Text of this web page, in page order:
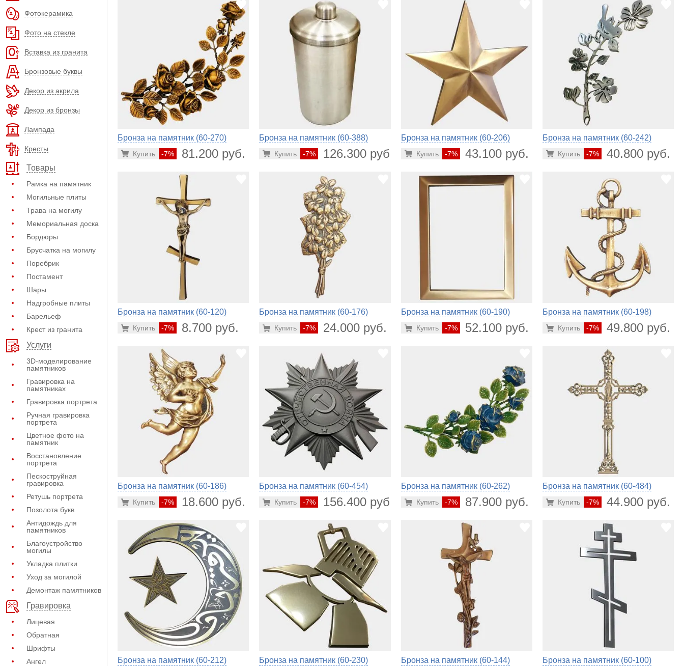
Фотокерамика
Фото на стекле
Вставка из гранита
Бронзовые буквы
Декор из акрила
Декор из бронзы
Лампада
Кресты
Товары
Рамка на памятник
Могильные плиты
Трава на могилу
Мемориальная доска
Бордюры
Брусчатка на могилу
Поребрик
Постамент
Шары
Надгробные плиты
Барельеф
Крест из гранита
Услуги
3D-моделирование
памятников
Гравировка на
памятниках
Гравировка портрета
Ручная гравировка
портрета
Цветное фото на
памятник
Восстановление
портрета
Пескоструйная
гравировка
Ретушь портрета
Позолота букв
Антидождь для
памятников
Благоустройство
могилы
Укладка плитки
Уход за могилой
Демонтаж памятников
Гравировка
Лицевая
Обратная
Шрифты
Ангел
Бронза на памятник (60-270)
-7% 81.200 руб.
Купить
Бронза на памятник (60-388)
-7% 126.300 руб.
Купить
Бронза на памятник (60-206)
-7% 43.100 руб.
Купить
Бронза на памятник (60-242)
-7% 40.800 руб.
Купить
Бронза на памятник (60-120)
-7% 8.700 руб.
Купить
Бронза на памятник (60-176)
-7% 24.000 руб.
Купить
Бронза на памятник (60-190)
-7% 52.100 руб.
Купить
Бронза на памятник (60-198)
-7% 49.800 руб.
Купить
Бронза на памятник (60-186)
-7% 18.600 руб.
Купить
Бронза на памятник (60-454)
-7% 156.400 руб.
Купить
Бронза на памятник (60-262)
-7% 87.900 руб.
Купить
Бронза на памятник (60-484)
-7% 44.900 руб.
Купить
Бронза на памятник (60-212) Бронза на памятник (60-230) Бронза на памятник (60-144) Бронза на памятник (60-100)